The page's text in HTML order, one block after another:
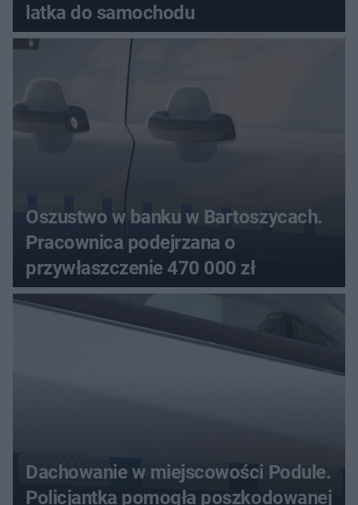
latka do samochodu
Oszustwo w banku w Bartoszycach.
Pracownica podejrzana o
przywłaszczenie 470 000 zł
Dachowanie w miejscowości Podule.
Policjantka pomogła poszkodowanej